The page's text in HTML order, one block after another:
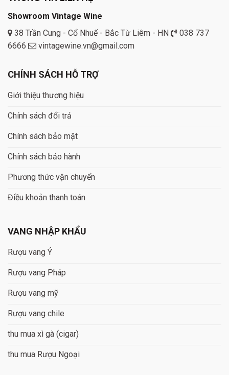
Showroom Vintage Wine
38 Trần Cung - Cổ Nhuế - Bắc Từ Liêm - HN
038 737
6666
vintagewine.vn@gmail.com
CHÍNH SÁCH HỖ TRỢ
Giới thiệu thương hiệu
Chính sách đổi trả
Chính sách bảo mật
Chính sách bảo hành
Phương thức vận chuyển
Điều khoản thanh toán
VANG NHẬP KHẨU
Rượu vang Ý
Rượu vang Pháp
Rượu vang mỹ
Rượu vang chile
thu mua xì gà (cigar)
thu mua Rượu Ngoại